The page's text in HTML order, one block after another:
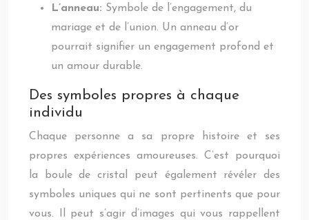
L’anneau: Symbole de l’engagement, du
mariage et de l’union. Un anneau d’or
pourrait signifier un engagement profond et
un amour durable.
Des symboles propres à chaque
individu
Chaque personne a sa propre histoire et ses
propres expériences amoureuses. C’est pourquoi
la boule de cristal peut également révéler des
symboles uniques qui ne sont pertinents que pour
vous. Il peut s’agir d’images qui vous rappellent